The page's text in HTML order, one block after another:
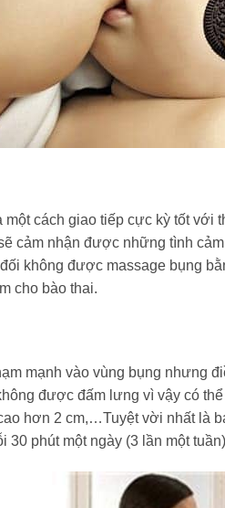
cách giao tiếp cực kỳ tốt
cảm nhận được những tình
không được massage bụng
cho bào thai.
mạnh vào vùng bụng nhưng
được đấm lưng vì vậy có
hơn 2 cm,…Tuyệt vời nhất là
phút một ngày (3 lần một